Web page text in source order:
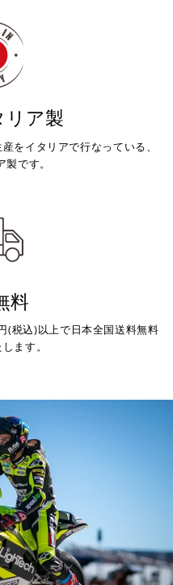
リア製
をイタリアで行なっている、
です。
料
(税込)以上で日本全国送料無料
ます。